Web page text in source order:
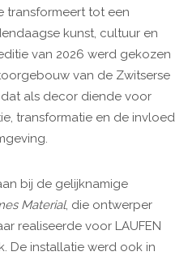
transformeert tot een
kunst, cultuur en
van 2026 werd gekozen
van de Zwitserse
dat als decor diende voor
transformatie en de invloed
bij de gelijknamige
Material, die ontwerper
realiseerde voor LAUFEN
De installatie werd ook in